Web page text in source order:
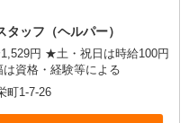
ッフ（ヘルパー）
日は時給100円
資格・経験等による
町1-7-26